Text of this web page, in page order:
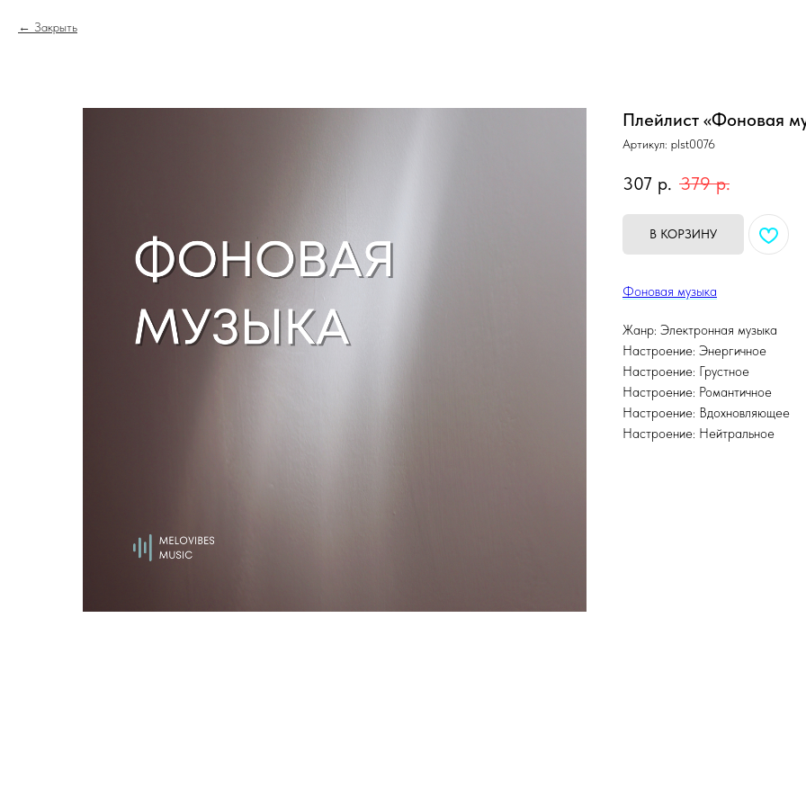
Закрыть
Плейлист «Фоновая
Артикул: plst0076
307 р. 379 р.
В КОРЗИНУ
Фоновая музыка
Жанр: Электронная музыка
Настроение: Энергичное
Настроение: Грустное
Настроение: Романтичное
Настроение: Вдохновляющее
Настроение: Нейтральное